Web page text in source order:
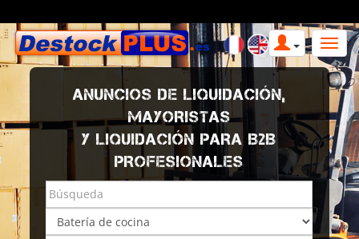
ANUNCIOS DE LIQUIDACIÓN,
MAYORISTAS
Y LIQUIDACIÓN PARA B2B
PROFESIONALES